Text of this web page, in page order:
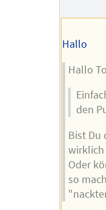
Hallo
Hallo
den
Bist Du
wirklich
Oder
so